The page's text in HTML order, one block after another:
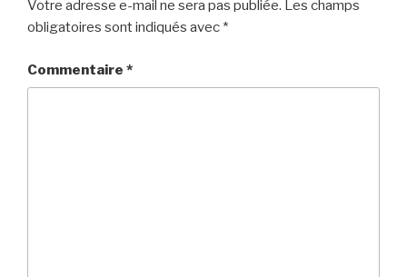
Votre adresse e-mail ne sera pas publiée. Les champs
obligatoires sont indiqués avec *
Commentaire *